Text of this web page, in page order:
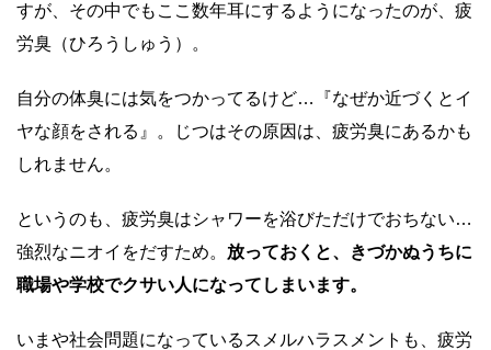
すが、その中でもここ数年耳にするようになったのが、 疲
労臭（ひろうしゅう）。
自分の体臭には気をつかってるけど…『なぜか近づくとイ
ヤな顔をされる』。じつはその原因は、疲労臭にあるかも
しれません。
というのも、疲労臭はシャワーを浴びただけでおちない…
強烈なニオイをだすため。 放っておくと、きづかぬうちに
職場や学校でクサい人になってしまいます。
いまや社会問題になっているスメルハラスメントも、疲労